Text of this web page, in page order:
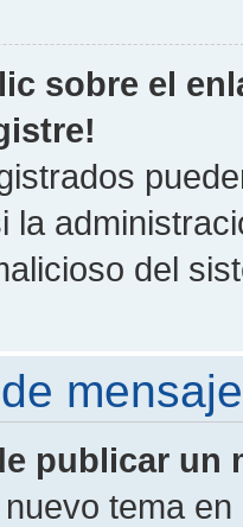
sobre el
la
del
publicar un
tema